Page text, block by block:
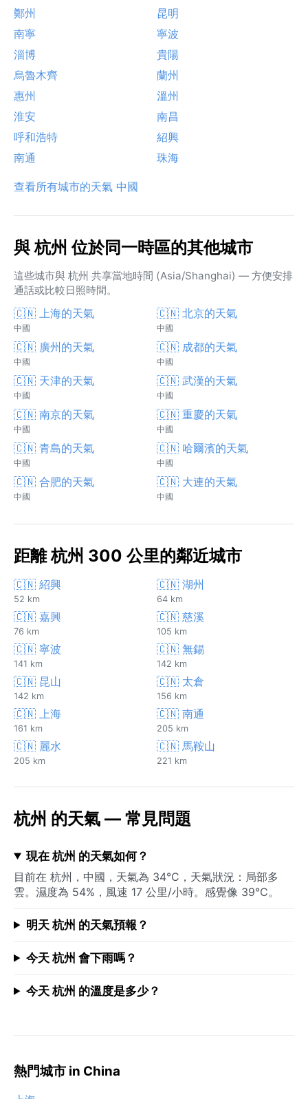
鄭州
昆明
南寧
寧波
淄博
貴陽
烏魯木齊
蘭州
惠州
溫州
淮安
南昌
呼和浩特
紹興
南通
珠海
查看所有城市的天氣 中國
與 杭州 位於同一時區的其他城市
這些城市與 杭州 共享當地時間 (Asia/Shanghai) — 方便安排
通話或比較日照時間。
🇨🇳 上海的天氣
中國
🇨🇳 北京的天氣
中國
🇨🇳 廣州的天氣
中國
🇨🇳 成都的天氣
中國
🇨🇳 天津的天氣
中國
🇨🇳 武漢的天氣
中國
🇨🇳 南京的天氣
中國
🇨🇳 重慶的天氣
中國
🇨🇳 青島的天氣
中國
🇨🇳 哈爾濱的天氣
中國
🇨🇳 合肥的天氣
中國
🇨🇳 大連的天氣
中國
距離 杭州 300 公里的鄰近城市
🇨🇳 紹興
52 km
🇨🇳 湖州
64 km
🇨🇳 嘉興
76 km
🇨🇳 慈溪
105 km
🇨🇳 寧波
141 km
🇨🇳 無錫
142 km
🇨🇳 昆山
142 km
🇨🇳 太倉
156 km
🇨🇳 上海
161 km
🇨🇳 南通
205 km
🇨🇳 麗水
205 km
🇨🇳 馬鞍山
221 km
杭州 的天氣 — 常見問題
現在 杭州 的天氣如何？
目前在 杭州，中國，天氣為 34°C，天氣狀況：局部多
雲。濕度為 54%，風速 17 公里/小時。感覺像 39°C。
明天 杭州 的天氣預報？
今天 杭州 會下雨嗎？
今天 杭州 的溫度是多少？
熱門城市 in China